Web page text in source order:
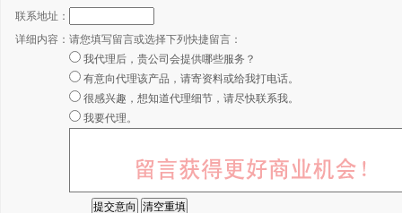
联系地址：
详细内容： 请您填写留言或选择下列快捷留言：
我代理后，贵公司会提供哪些服务？
有意向代理该产品，请寄资料或给我打电话。
很感兴趣，想知道代理细节，请尽快联系我。
我要代理。